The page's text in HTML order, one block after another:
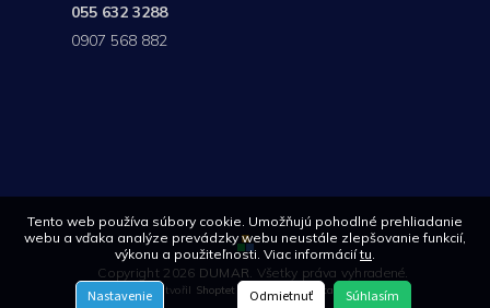
Tento web používa súbory cookie. Umožňujú pohodlné prehliadanie
webu a vďaka analýze prevádzky webu neustále zlepšovanie funkcií,
výkonu a použiteľnosti. Viac informáciítu.
Nastavenie Odmietnuť Súhlasím
055 632 3288
0907 568 882
Copyright 2026 DUMAR . Všetky práva vyhradené.
Vytvořil Shoptet | Design Shoptetak.cz
568